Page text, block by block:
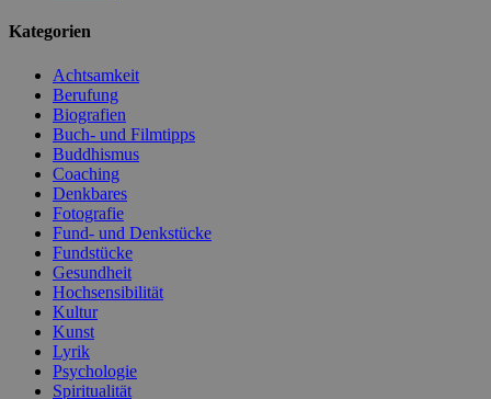
Kategorien
Achtsamkeit
Berufung
Biografien
Buch- und Filmtipps
Buddhismus
Coaching
Denkbares
Fotografie
Fund- und Denkstücke
Fundstücke
Gesundheit
Hochsensibilität
Kultur
Kunst
Lyrik
Psychologie
Spiritualität